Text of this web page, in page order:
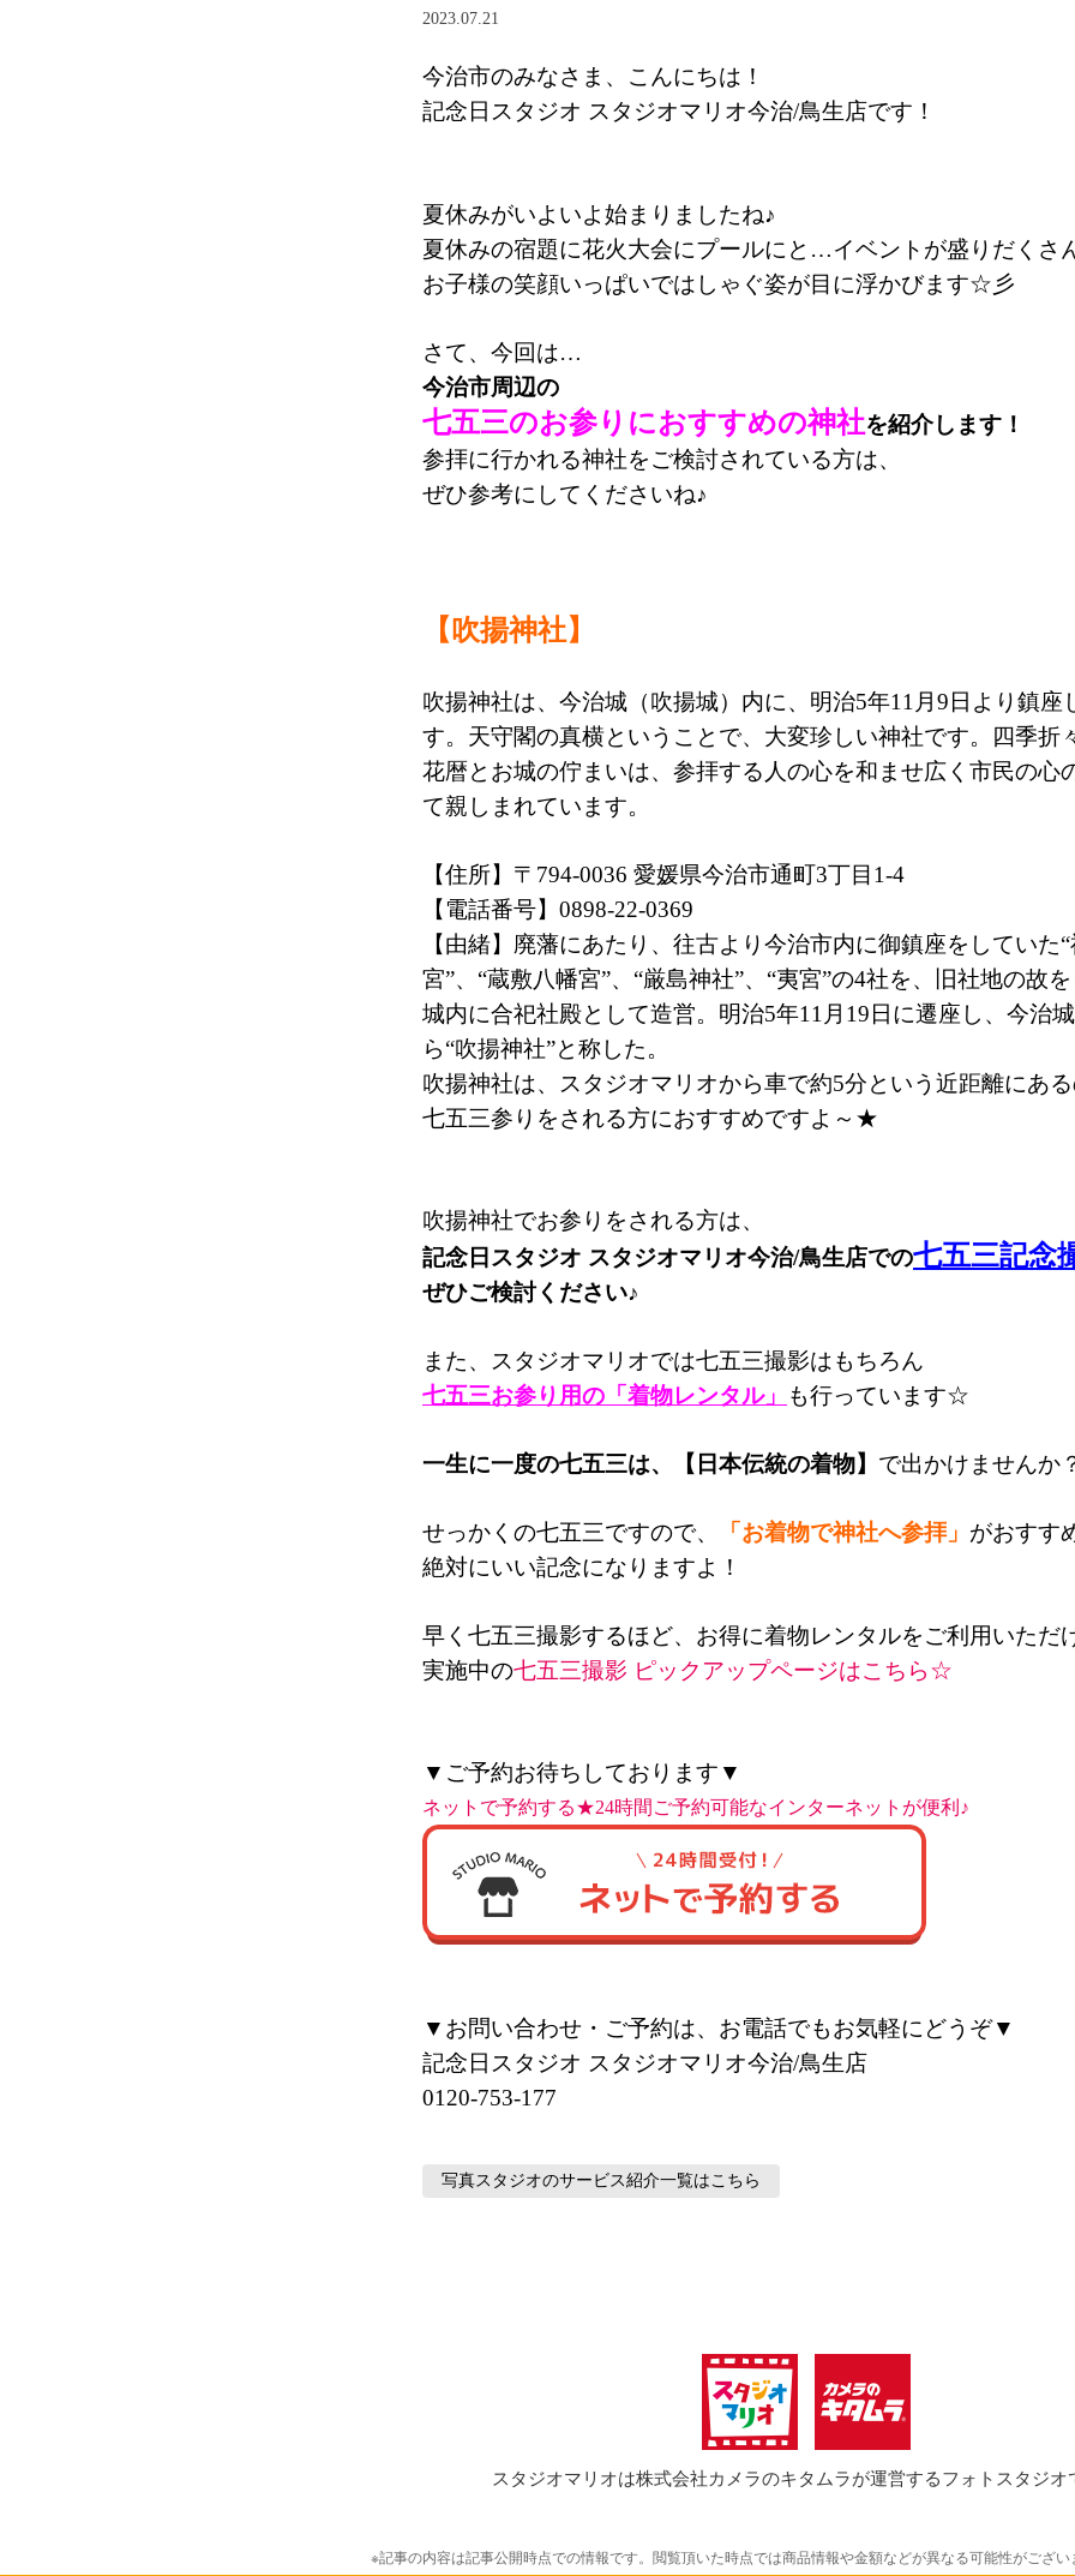
2023.07.21
今治市のみなさま、こんにちは！
記念日スタジオ スタジオマリオ今治/鳥生店です！
夏休みがいよいよ始まりましたね♪
夏休みの宿題に花火大会にプールにと…イベントが盛りだくさ
お子様の笑顔いっぱいではしゃぐ姿が目に浮かびます☆彡
さて、今回は…
今治市周辺の
七五三のお参りにおすすめの神社を紹介します！
参拝に行かれる神社をご検討されている方は、
ぜひ参考にしてくださいね♪
【吹揚神社】
吹揚神社は、今治城（吹揚城）内に、明治5年11月9日より鎮座
す。天守閣の真横ということで、大変珍しい神社です。四季折
花暦とお城の佇まいは、参拝する人の心を和ませ広く市民の心
て親しまれています。
【住所】〒794-0036 愛媛県今治市通町3丁目1-4
【電話番号】0898-22-0369
【由緒】廃藩にあたり、往古より今治市内に御鎮座をしていた“
宮”、“蔵敷八幡宮”、“厳島神社”、“夷宮”の4社を、旧社地の故
城内に合祀社殿として造営。明治5年11月19日に遷座し、今治
ら“吹揚神社”と称した。
吹揚神社は、スタジオマリオから車で約5分という近距離にあ
七五三参りをされる方におすすめですよ～★
吹揚神社でお参りをされる方は、
記念日スタジオ スタジオマリオ今治/鳥生店での七五三記念
ぜひご検討ください♪
また、スタジオマリオでは七五三撮影はもちろん
七五三お参り用の「着物レンタル」
も行っています☆
一生に一度の七五三は、 【日本伝統の着物】 で出かけませんか
せっかくの七五三ですので、 「お着物で神社へ参拝」 がおすす
絶対にいい記念になりますよ！
早く七五三撮影するほど、お得に着物レンタルをご利用いただ
実施中の七五三撮影 ピックアップページはこちら☆
▼ご予約お待ちしております▼
ネットで予約する★24時間ご予約可能なインターネットが便利♪
▼お問い合わせ・ご予約は、お電話でもお気軽にどうぞ▼
記念日スタジオ スタジオマリオ今治/鳥生店
0120-753-177
写真スタジオのサービス紹介一覧はこちら
スタジオマリオは株式会社カメラのキタムラが運営するフォトスタジオ
※記事の内容は記事公開時点での情報です。閲覧頂いた時点では商品情報や金額などが異なる可能性がござい